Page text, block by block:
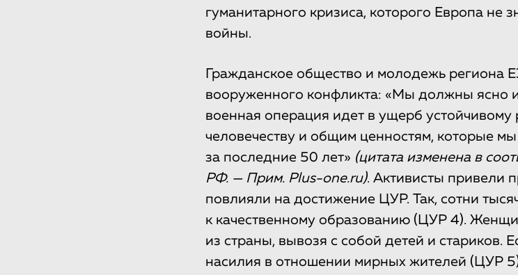
гуманитарного кризиса, которого Европа не
войны.
Гражданское общество и молодежь региона
вооруженного конфликта: «Мы должны ясно и
военная операция идет в ущерб
человечеству и общим ценностям, которые
за последние 50 лет» (цитата изменена в
РФ. — Прим. Plus-one.ru). Активисты привели
повлияли на достижение ЦУР. Так, сотни
к качественному образованию (ЦУР 4).
из страны, вывозя с собой детей и стариков.
насилия в отношении мирных жителей (ЦУР